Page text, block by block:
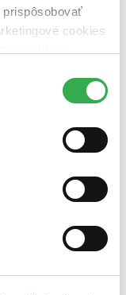
prispôsobovať
cookies
všetky tieto
čítaná - mierne
čítané verzie